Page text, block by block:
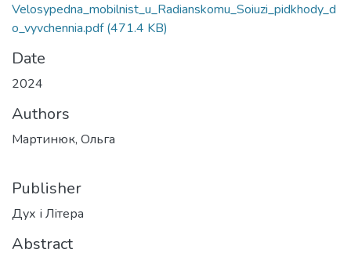
Velosypedna_mobilnist_u_Radianskomu_Soiuzi_pidkhody_d
o_vyvchennia.pdf(471.4 KB)
Date
2024
Authors
Мартинюк, Ольга
Publisher
Дух і Літера
Abstract